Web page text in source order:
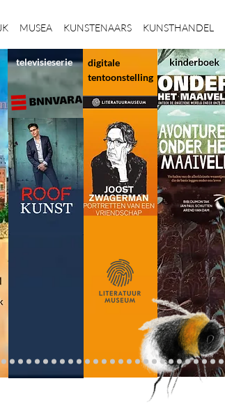
MUSEA KUNSTENAARS KUNSTHANDEL
digitale
tentoonstelling
televisieserie